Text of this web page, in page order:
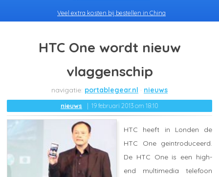
Veel extra kosten bij bestellen in China
HTC One wordt nieuw
vlaggenschip
portablegear.nl nieuws
nieuws 19 februari 2013 om 18:10
HTC heeft in Londen de
HTC One geintroduceerd.
De HTC One is een high-
end multimedia telefoon